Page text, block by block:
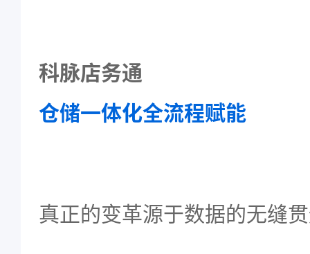
科脉店务通
仓储一体化全流程赋能
真正的变革源于数据的无缝